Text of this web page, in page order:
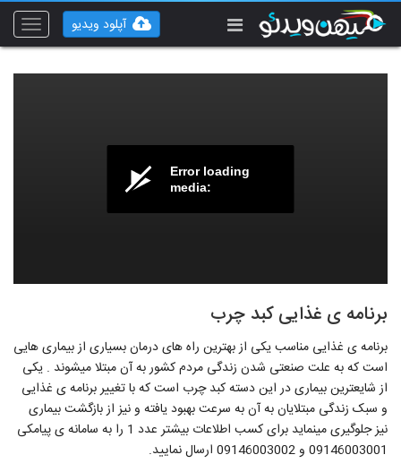
Toggle
آپلود ویدیو
Error loading
media:
برنامه ی غذایی کبد چرب
برنامه ی غذایی مناسب یکی از بهترین راه های درمان بسیاری از بیماری هایی
است که به علت صنعتی شدن زندگی مردم کشور به آن مبتلا میشوند . یکی
از شایعترین بیماری در این دسته کبد چرب است که با تغییر برنامه ی غذایی
و سبک زندگی مبتلایان به آن به سرعت بهبود یافته و نیز از بازگشت بیماری
نیز جلوگیری مینماید برای کسب اطلاعات بیشتر عدد 1 را به سامانه ی پیامکی
09146003001 و 09146003002 ارسال نمایید.